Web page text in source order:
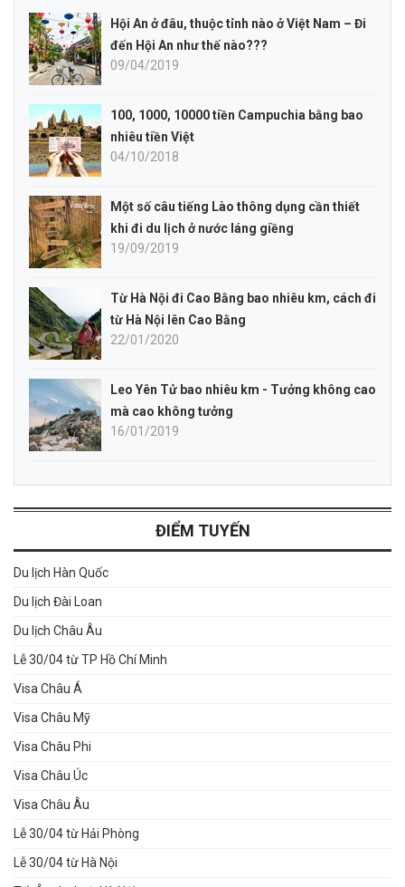
Hội An ở đâu, thuộc tỉnh nào ở Việt Nam – Đi
đến Hội An như thế nào???
09/04/2019
100, 1000, 10000 tiền Campuchia bằng bao
nhiêu tiền Việt
04/10/2018
Một số câu tiếng Lào thông dụng cần thiết
khi đi du lịch ở nước láng giềng
19/09/2019
Từ Hà Nội đi Cao Bằng bao nhiêu km, cách đi
từ Hà Nội lên Cao Bằng
22/01/2020
Leo Yên Tử bao nhiêu km - Tưởng không cao
mà cao không tưởng
16/01/2019
ĐIỂM TUYẾN
Du lịch Hàn Quốc
Du lịch Đài Loan
Du lịch Châu Âu
Lễ 30/04 từ TP Hồ Chí Minh
Visa Châu Á
Visa Châu Mỹ
Visa Châu Phi
Visa Châu Úc
Visa Châu Âu
Lễ 30/04 từ Hải Phòng
Lễ 30/04 từ Hà Nội